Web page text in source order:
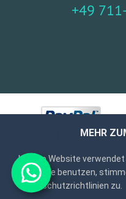
+49
MEHR
Unsere Website
Webseite benutzen,
Datenschutzrichtlinien zu.